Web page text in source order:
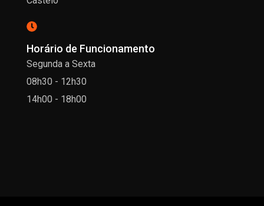
Horário de Funcionamento
Segunda a Sexta
08h30 - 12h30
14h00 - 18h00